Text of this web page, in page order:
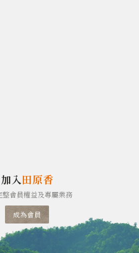
加入田原香
整會員權益及專屬業務
成為會員